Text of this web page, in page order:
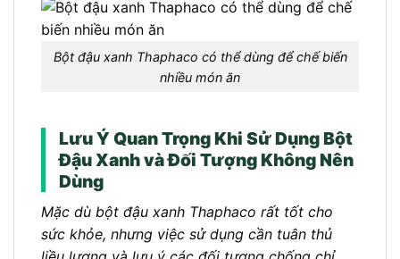
Bột đậu xanh Thaphaco có thể dùng để chế biến
nhiều món ăn
Lưu Ý Quan Trọng Khi Sử Dụng Bột
Đậu Xanh và Đối Tượng Không Nên
Dùng
Mặc dù bột đậu xanh Thaphaco rất tốt cho
sức khỏe, nhưng việc sử dụng cần tuân thủ